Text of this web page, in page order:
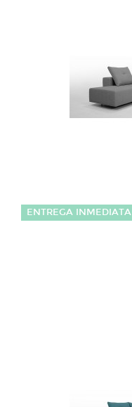
ENTREGA INMEDIATA